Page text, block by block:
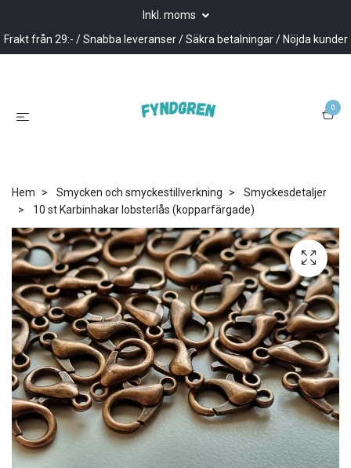
Inkl. moms
Frakt från 29:- / Snabba leveranser / Säkra betalningar / Nöjda kunder
0
Hem Smycken och smyckestillverkning
Smyckesdetaljer
10 st Karbinhakar lobsterlås (kopparfärgade)